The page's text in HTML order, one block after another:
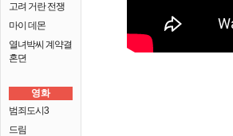
고려 거란 전쟁
마이 데몬
열녀박씨 계약결
혼뎐
영화
범죄도시3
드림